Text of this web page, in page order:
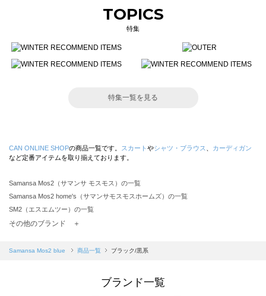
TOPICS
特集
特集一覧を見る
CAN ONLINE SHOPの商品一覧です。 スカート やシャツ・ブラウス
カーディガン
など定番アイテムを取り揃えております。
Samansa Mos2（サマンサ モスモス）の一覧
Samansa Mos2 home's（サマンサモスモスホームズ）の一覧
SM2（エスエムツー）の一覧
TSUHARU by Samansa Mos2（ツハルバイサマンサモスモス）の一覧
Samansa Mos2 blue（サマンサモスモス ブルー）の一覧
その他のブランド ＋
Samansa Mos2 blue 商品一覧 ブラック/黒系
ブランド一覧